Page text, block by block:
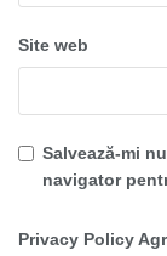
Site web
Salvează-mi
navigator
Privacy Policy